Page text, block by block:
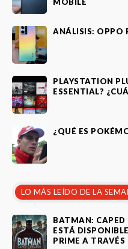
ANÁLISIS: OPPO
PLAYSTATION
ESSENTIAL?
¿QUÉ ES
LO MÁS LEÍDO DE LA
BATMAN: CAPED
ESTÁ
PRIME A